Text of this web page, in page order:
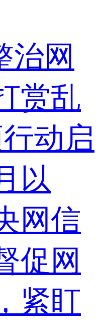
治网
赏乱
动启
以
网信
促网
紧盯